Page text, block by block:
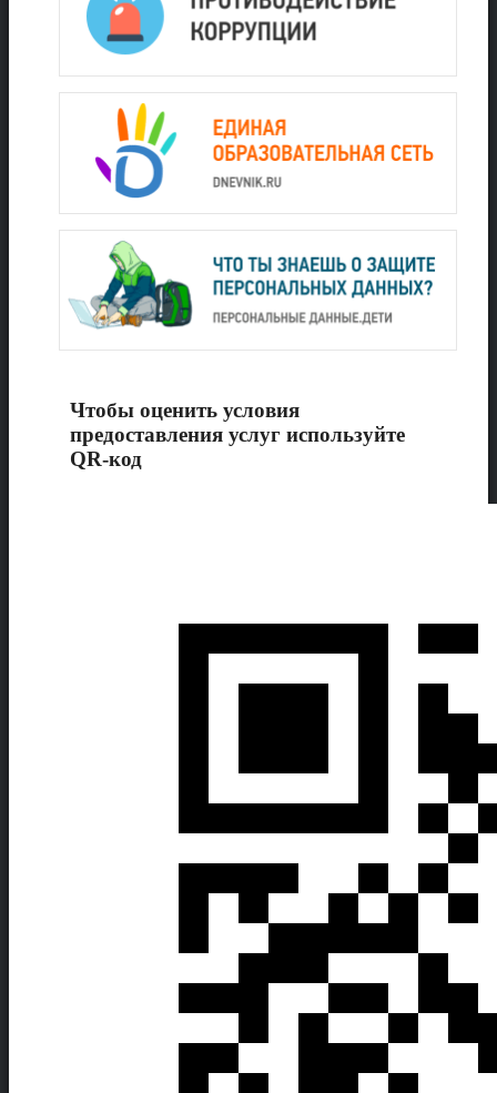
Чтобы оценить условия
предоставления услуг используйте
QR-код